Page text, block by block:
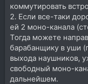
коммутировать
2. Если все-таки
ей 2 моно-канала
Тогда можете
барабанщику в уши
выхода наушников,
свободный моно-
дальнейшем.